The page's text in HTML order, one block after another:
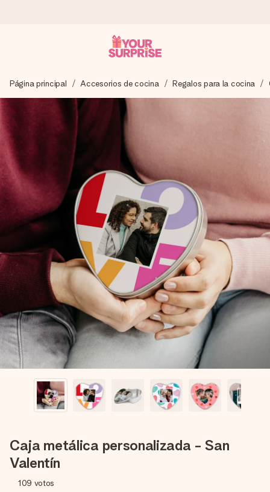
Preparamos tu regalo con cuidado y lo enviamos al vuelo,
para que lo entregues en el momento perfecto, cuando más
4,5 (basado en +15.000 opiniones)
Nuestros regalos inspiran. Los clientes nos dan un 4,5 en
Google Reviews.
Tarjeta de felicitación gratuita
Crea algo único en pocos pasos – con su nombre, tu foto o
un mensaje que llegue al corazón. Sin complicaciones, solo
todo el amor para el momento.
Página principal Accesorios de cocina Regalos para la cocina
Caja metálica personalizada - San
Valentín
109 votos